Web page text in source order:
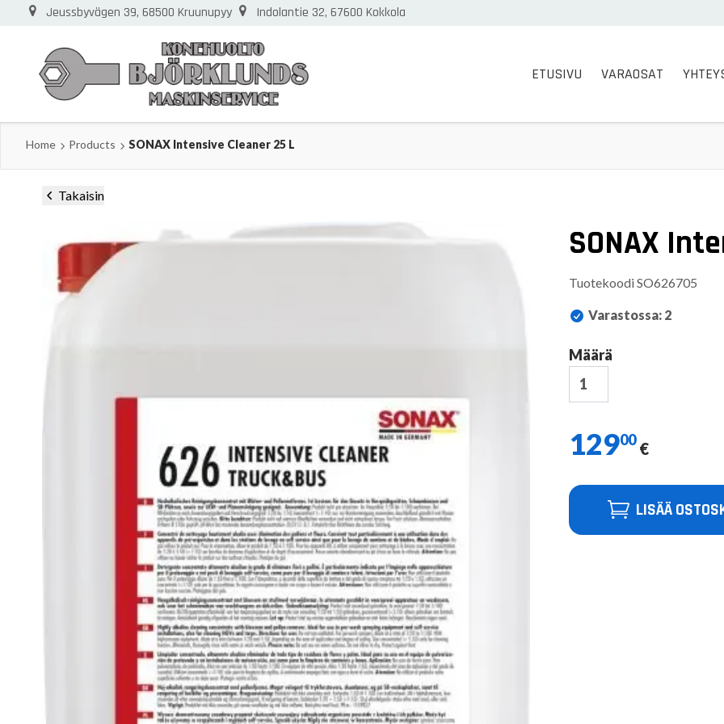
Jeussbyvägen 39, 68500 Kruunupyy Indolantie 32, 67600 Kokkola
ETUSIVU VARAOSAT
Home Products SONAX Intensive Cleaner 25 L
Takaisin
SONAX
Tuotekoodi SO626705
Varastossa: 2
Määrä
12900 €
LISÄÄ